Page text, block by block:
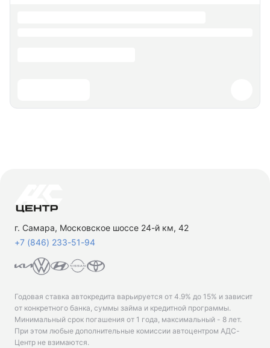
г. Самара, Московское шоссе 24-й км, 42
+7 (846) 233-51-94
Годовая ставка автокредита варьируется от 4.9% до 15% и зависит
от конкретного банка, суммы займа и кредитной программы.
Минимальный срок погашения от 1 года, максимальный - 8 лет.
При этом любые дополнительные комиссии автоцентром АДС-
Центр не взимаются.